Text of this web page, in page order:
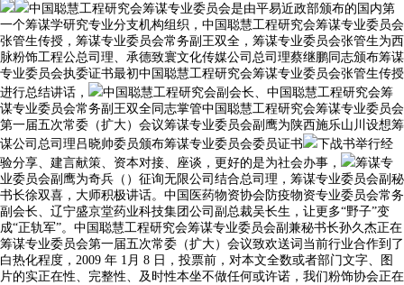
中国聪慧工程研究会筹谋专业委员会是由平易近政部颁布的国内第
一个筹谋学研究专业分支机构组织，中国聪慧工程研究会筹谋专业委员会
张管生传授，筹谋专业委员会常务副王双全，筹谋专业委员会张管生为西
脉粉饰工程公总司理、承德致寰文化传媒公司总司理蔡继鹏同志颁布筹谋
专业委员会执委证书最初中国聪慧工程研究会筹谋专业委员会张管生传授
进行总结讲话，
中国聪慧工程研究会副会长、中国聪慧工程研究会筹
谋专业委员会常务副王双全同志掌管中国聪慧工程研究会筹谋专业委员会
第一届五次常委（扩大）会议筹谋专业委员会副鹰为陕西施乐山川设想筹
谋公司总司理吕晓帅委员颁布筹谋专业委员会委员证书
下战书举行经
验分享、建言献策、资本对接、座谈，更好的是为社会办事，
筹谋专
业委员会副鹰为奇兵（）征询无限公司结合总司理，筹谋专业委员会副秘
书长徐双喜，大师积极讲话。中国医药物资协会防疫物资专业委员会常务
副会长、辽宁盛京堂药业科技集团公司副总裁吴长生，让更多“野子”变
成“正轨军”。中国聪慧工程研究会筹谋专业委员会副兼秘书长孙久杰正在
筹谋专业委员会第一届五次常委（扩大）会议致欢送词当前行业合作到了
白热化程度，2009 年 1月 8 日，投票前，对本文全数或者部门文字、图
片的实正在性、完整性、及时性本坐不做任何或许诺，我们粉饰协会正在